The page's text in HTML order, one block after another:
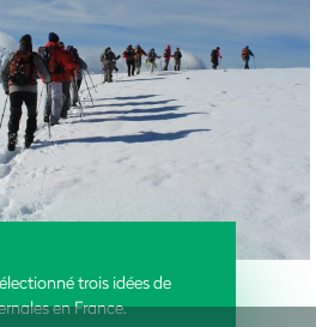
trois idées de
en France.